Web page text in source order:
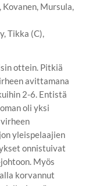
Mursula,
Tikka (C),
ottein. Pitkiä
avittamana
2-6. Entistä
oli yksi
yleispelaajien
onnistuivat
Myös
korvannut